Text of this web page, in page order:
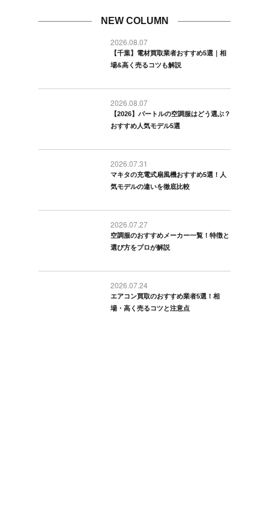
NEW COLUMN
2026.08.07
【千葉】電材買取業者おすすめ5選｜相
場&高く売るコツも解説
2026.08.07
【2026】バートルの空調服はどう選ぶ？
おすすめ人気モデル5選
2026.07.31
マキタの充電式扇風機おすすめ5選！人
気モデルの違いを徹底比較
2026.07.27
空調服のおすすめメーカー一覧！特徴と
選び方をプロが解説
2026.07.24
エアコン買取のおすすめ業者5選！相
場・高く売るコツと注意点